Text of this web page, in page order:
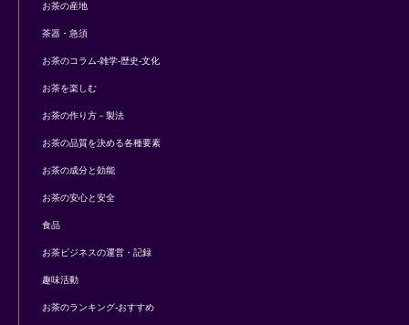
お茶の産地
茶器・急須
お茶のコラム-雑学-歴史-文化
お茶を楽しむ
お茶の作り方－製法
お茶の品質を決める各種要素
お茶の成分と効能
お茶の安心と安全
食品
お茶ビジネスの運営・記録
趣味活動
お茶のランキング-おすすめ